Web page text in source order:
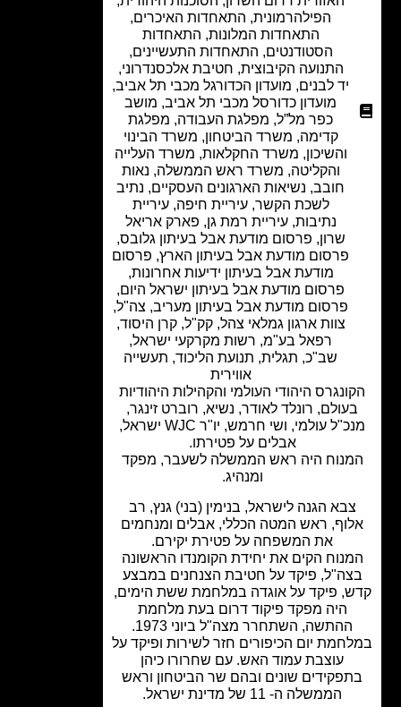
הפילהרמונית,התאחדות האיכרים,
התאחדות המלונות,התאחדות
הסטודנטים,התאחדות התעשיינים,
התנועה הקיבוצית,חטיבת אלכסנדרוני,
יד לבנים,מועדון הכדורגל מכבי תל אביב,
מועדון כדורסל מכבי תל אביב,מושב
כפר מל”ל,מפלגת העבודה ,מפלגת
משרד הביטחון,משרד הבינוי
,משרד החקלאות,משרד העלייה
והקליטה,משרד ראש הממשלה,נאות
נשיאות הארגונים העסקיים,נתיב
לשכת הקשר, עיריית חיפה,עיריית
,עיריית רמת גן,פארק אריאל
פרסום מודעת אבל בעיתון גלובס,
פרסום מודעת אבל בעיתון הארץ,פרסום
מודעת אבל בעיתון ידיעות אחרונות,
פרסום מודעת אבל בעיתון ישראל היום,
פרסום מודעת אבל בעיתון מעריב, צה"ל,
צוות ארגון גמלאי צהל,קק"ל,קרן היסוד,
רפאל בע"מ,רשות מקרקעי ישראל,
תגלית, תנועת הליכוד, תעשייה
היהודי העולמי והקהילות היהודיות
רונלד לאודר, נשיא, רוברט זינגר,
מנכ"ל עולמי, ושי חרמש, יו"ר WJC ישראל,
אבלים על פטירתו.
היה ראש הממשלה לשעבר, מפקד
הגנה לישראל, בנימין (בני) גנץ, רב
ראש המטה הכללי, אבלים ומנחמים
את המשפחה על פטירת יקירם.
הקים את יחידת הקומנדו הראשונה
פיקד על חטיבת הצנחנים במבצע
פיקד על אוגדה במלחמת ששת הימים,
היה מפקד פיקוד דרום בעת מלחמת
ההתשה, השתחרר מצה"ל ביוני 1973.
יום הכיפורים חזר לשירות ופיקד על
עוצבת עמוד האש. עם שחרורו כיהן
שונים ובהם שר הביטחון וראש
הממשלה ה- 11 של מדינת ישראל.